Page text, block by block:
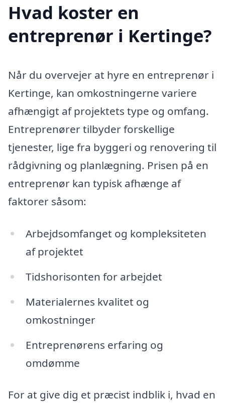
Hvad koster en
entreprenør i Kertinge?
Når du overvejer at hyre en entreprenør i
Kertinge, kan omkostningerne variere
afhængigt af projektets type og omfang.
Entreprenører tilbyder forskellige
tjenester, lige fra byggeri og renovering til
rådgivning og planlægning. Prisen på en
entreprenør kan typisk afhænge af
faktorer såsom:
Arbejdsomfanget og kompleksiteten
af projektet
Tidshorisonten for arbejdet
Materialernes kvalitet og
omkostninger
Entreprenørens erfaring og
omdømme
For at give dig et præcist indblik i, hvad en